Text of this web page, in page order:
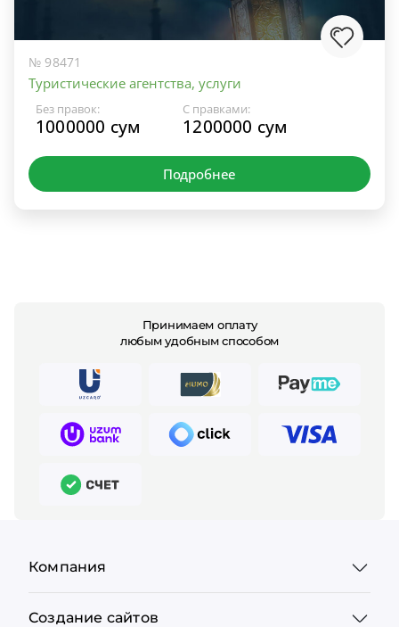
№ 98471
Туристические агентства, услуги
Без правок:
1000000 сум
С правками:
1200000 сум
Подробнее
Принимаем оплату
любым удобным способом
Компания
Создание сайтов